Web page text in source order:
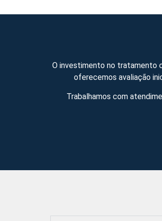
O investimento no tratamento
oferecemos avaliação
Trabalhamos com